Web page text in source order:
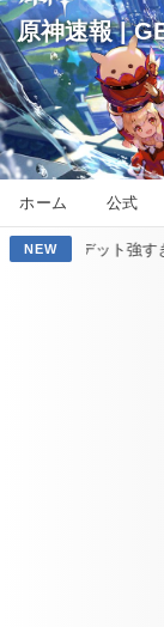
原神速報 |
ホーム 公式
NEW
すぎるやろうな17時